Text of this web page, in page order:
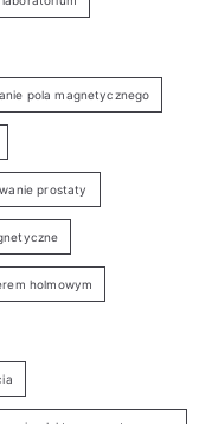
pola magnetycznego
prostaty
holmowym